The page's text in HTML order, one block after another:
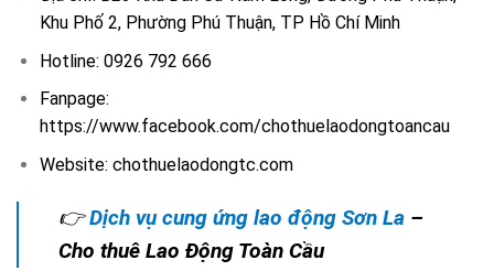
Khu Phố 2, Phường Phú Thuận, TP Hồ Chí Minh
Hotline: 0926 792 666
Fanpage:
https://www.facebook.com/chothuelaodongtoancau
Website: chothuelaodongtc.com
👉Dịch vụ cung ứng lao động Sơn La –
Cho thuê Lao Động Toàn Cầu